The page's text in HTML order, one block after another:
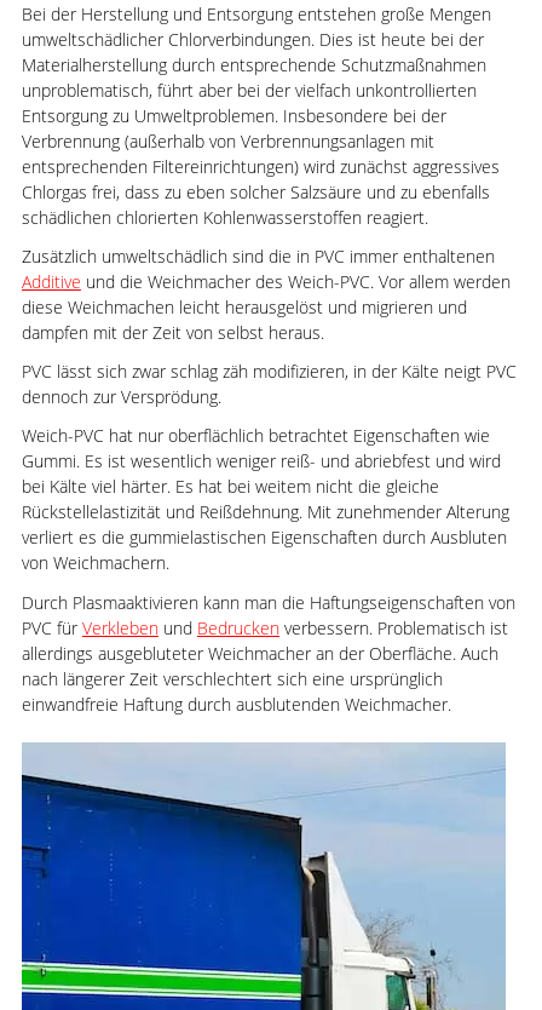
Bei der Herstellung und Entsorgung entstehen große Mengen
umweltschädlicher Chlorverbindungen. Dies ist heute bei der
Materialherstellung durch entsprechende Schutzmaßnahmen
unproblematisch, führt aber bei der vielfach unkontrollierten
Entsorgung zu Umweltproblemen. Insbesondere bei der
Verbrennung (außerhalb von Verbrennungsanlagen mit
entsprechenden Filtereinrichtungen) wird zunächst aggressives
Chlorgas frei, dass zu eben solcher Salzsäure und zu ebenfalls
schädlichen chlorierten Kohlenwasserstoffen reagiert.
Zusätzlich umweltschädlich sind die in PVC immer enthaltenen
Additive und die Weichmacher des Weich-PVC. Vor allem werden
diese Weichmachen leicht herausgelöst und migrieren und
dampfen mit der Zeit von selbst heraus.
PVC lässt sich zwar schlag zäh modifizieren, in der Kälte neigt PVC
dennoch zur Versprödung.
Weich-PVC hat nur oberflächlich betrachtet Eigenschaften wie
Gummi. Es ist wesentlich weniger reiß- und abriebfest und wird
bei Kälte viel härter. Es hat bei weitem nicht die gleiche
Rückstellelastizität und Reißdehnung. Mit zunehmender Alterung
verliert es die gummielastischen Eigenschaften durch Ausbluten
von Weichmachern.
Durch Plasmaaktivieren kann man die Haftungseigenschaften von
PVC für Verklebenund Bedruckenverbessern. Problematisch ist
allerdings ausgebluteter Weichmacher an der Oberfläche. Auch
nach längerer Zeit verschlechtert sich eine ursprünglich
einwandfreie Haftung durch ausblutenden Weichmacher.